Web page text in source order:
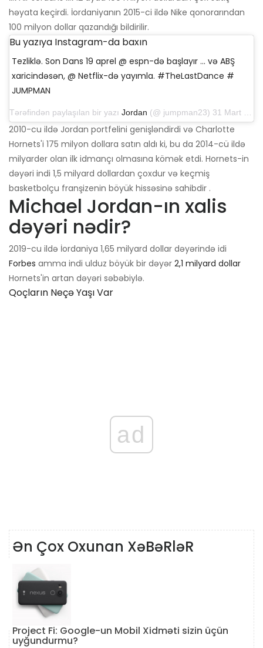
həyata keçirdi. İordaniyanın 2015-ci ildə Nike qonorarından
100 milyon dollar qazandığı bildirilir.
Bu yazıya Instagram-da baxın
Tezliklə. Son Dans 19 aprel @ espn-də başlayır ... və ABŞ
xaricindəsən, @ Netflix-də yayımla. #TheLastDance #
JUMPMAN
Tərəfindən paylaşılan bir yazı Jordan (@ jumpman23) 31 Mart 2020-ci il, səhər 6: 00-da PDT
2010-cu ildə Jordan portfelini genişləndirdi və Charlotte
Hornets'i 175 milyon dollara satın aldı ki, bu da 2014-cü ildə
milyarder olan ilk idmançı olmasına kömək etdi. Hornets-in
dəyəri indi 1,5 milyard dollardan çoxdur və keçmiş
basketbolçu franşizenin böyük hissəsinə sahibdir .
Michael Jordan-ın xalis
dəyəri nədir?
2019-cu ildə İordaniya 1,65 milyard dollar dəyərində idi
Forbes amma indi ulduz böyük bir dəyər 2,1 milyard dollar
Hornets'in artan dəyəri səbəbiylə.
Qoçların Neçə Yaşı Var
ad
Ən Çox Oxunan XəBəRləR
Project Fi: Google-un Mobil Xidməti sizin üçün
uyğundurmu?